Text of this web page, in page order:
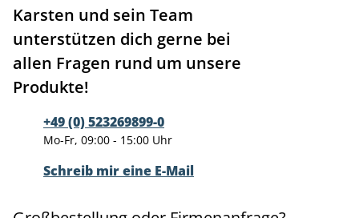
Karsten und sein Team
unterstützen dich gerne bei
allen Fragen rund um unsere
Produkte!
+49 (0) 523269899-0
Mo-Fr, 09:00 - 15:00 Uhr
Schreib mir eine E-Mail